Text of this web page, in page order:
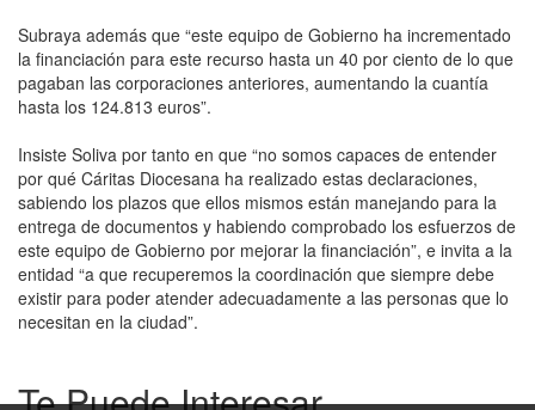
Subraya además que “este equipo de Gobierno ha incrementado
la financiación para este recurso hasta un 40 por ciento de lo que
pagaban las corporaciones anteriores, aumentando la cuantía
hasta los 124.813 euros”.
Insiste Soliva por tanto en que “no somos capaces de entender
por qué Cáritas Diocesana ha realizado estas declaraciones,
sabiendo los plazos que ellos mismos están manejando para la
entrega de documentos y habiendo comprobado los esfuerzos de
este equipo de Gobierno por mejorar la financiación”, e invita a la
entidad “a que recuperemos la coordinación que siempre debe
existir para poder atender adecuadamente a las personas que lo
necesitan en la ciudad”.